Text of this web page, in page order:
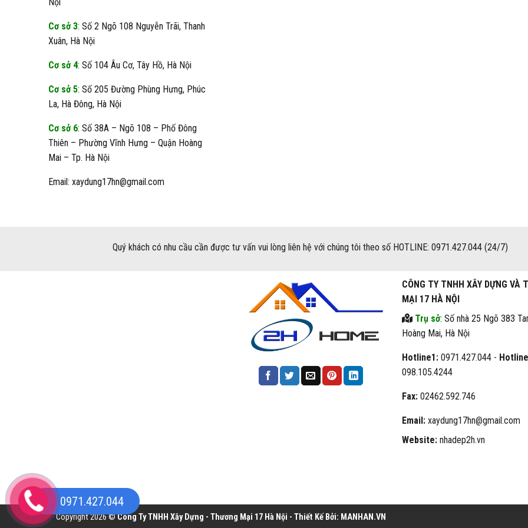
Cơ sở 3: Số 2 Ngõ 108 Nguyễn Trãi, Thanh
Xuân, Hà Nội
Cơ sở 4: Số 104 Âu Cơ, Tây Hồ, Hà Nội
Cơ sở 5: Số 205 Đường Phùng Hưng, Phúc
La, Hà Đông, Hà Nội
Cơ sở 6: Số 38A – Ngõ 108 – Phố Đông
Thiên – Phường Vĩnh Hưng – Quận Hoàng
Mai – Tp. Hà Nội
Email: xaydung17hn@gmail.com
Quý khách có nhu cầu cần được tư vấn vui lòng liên hệ với chúng tôi theo số HOTLINE: 0971.427.044 (24/7)
CÔNG TY TNHH XÂY DỰNG VÀ
MẠI 17 HÀ NỘI
Trụ sở: Số nhà 25 Ngõ 383
Hoàng Mai, Hà Nội
Hotline1:0971.427.044 -
098.105.4244
Fax:02462.592.746
Email:xaydung17hn@gmail.com
Website:nhadep2h.vn
Copyright 2026 ©Công Ty TNHH Xây Dựng - Thương Mại 17 Hà Nội - Thiết Kế Bởi: MANHAN.VN
0971.427.044